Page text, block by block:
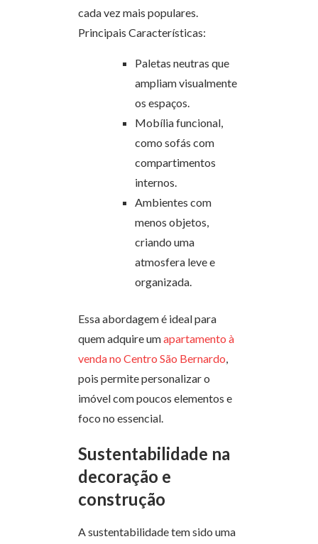
cada vez mais populares.
Principais Características:
Paletas neutras que
ampliam visualmente
os espaços.
Mobília funcional,
como sofás com
compartimentos
internos.
Ambientes com
menos objetos,
criando uma
atmosfera leve e
organizada.
Essa abordagem é ideal para
quem adquire umapartamento à
venda no Centro São Bernardo,
pois permite personalizar o
imóvel com poucos elementos e
foco no essencial.
Sustentabilidade na
decoração e
construção
A sustentabilidade tem sido uma